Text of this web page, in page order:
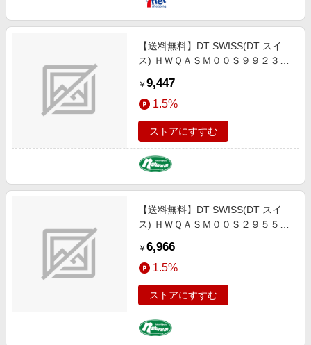
【送料無料】DT SWISS(DT スイ
ス) ＨＷＱＡＳＭ００Ｓ９９２３Ｓ
￥ 9,447
1.5%
ストアにすすむ
【送料無料】DT SWISS(DT スイ
ス) ＨＷＱＡＳＭ００Ｓ２９５５Ｓ
￥ 6,966
1.5%
ストアにすすむ